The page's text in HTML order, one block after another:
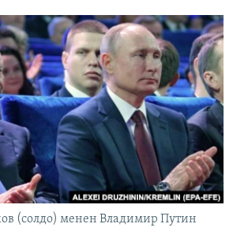
(солдо) менен Владимир Путин